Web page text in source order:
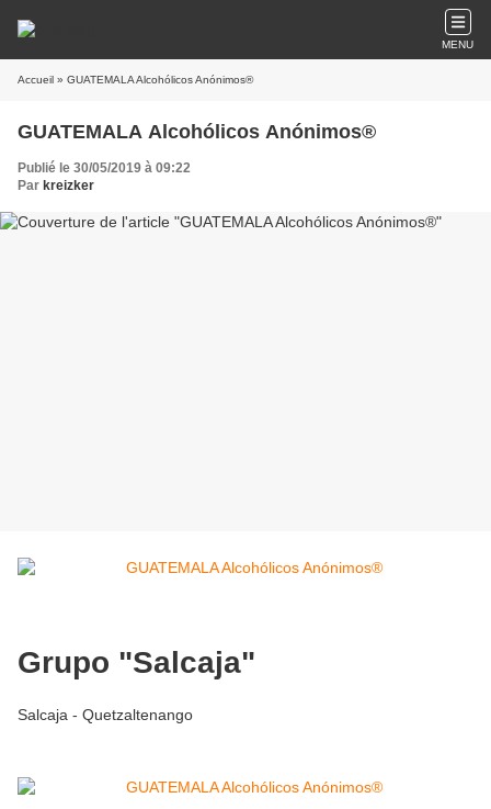
MENU
Accueil » GUATEMALA Alcohólicos Anónimos®
GUATEMALA Alcohólicos Anónimos®
Publié le 30/05/2019 à 09:22
Par kreizker
Grupo "Salcaja"
Salcaja - Quetzaltenango